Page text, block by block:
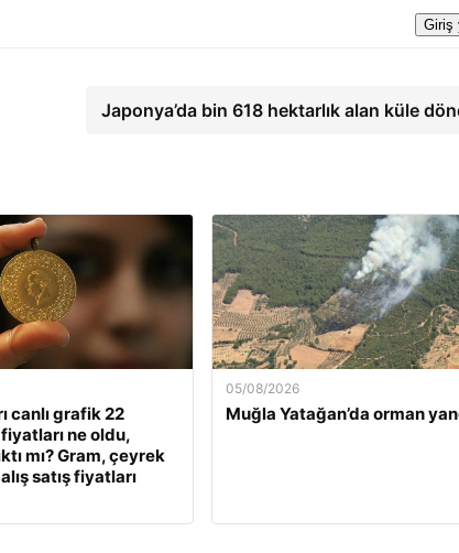
Giriş
Japonya’da bin 618 hektarlık alan küle
canlı grafik 22
fiyatları ne oldu,
mı? Gram, çeyrek
satış fiyatları
05/08/2026
Muğla Yatağan’da orman